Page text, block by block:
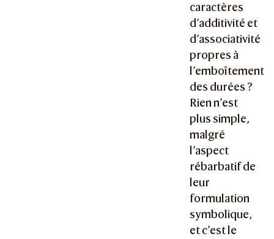
caractères
d’additivité et
d’associativité
propres à
l’emboîtement
des durées ?
Rien n’est
plus simple,
malgré
l’aspect
rébarbatif de
leur
formulation
symbolique,
et c’est le